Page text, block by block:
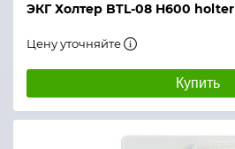
ЭКГ Холтер BTL-08 H600 holter
Цену уточняйте
Купить